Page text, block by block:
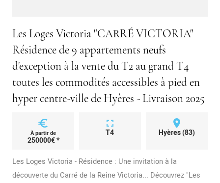
Les Loges Victoria "CARRÉ VICTORIA"
Résidence de 9 appartements neufs
d'exception à la vente du T2 au grand T4
toutes les commodités accessibles à pied en
hyper centre-ville de Hyères - Livraison 2025
euro
À partir de
250000€ *
fullscreen
T4
place
Hyères (83)
Les Loges Victoria - Résidence : Une invitation à la
découverte du Carré de la Reine Victoria... Découvrez "Les